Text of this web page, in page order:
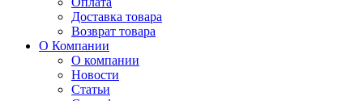
Доставка товара
Возврат товара
О Компании
О компании
Новости
Статьи